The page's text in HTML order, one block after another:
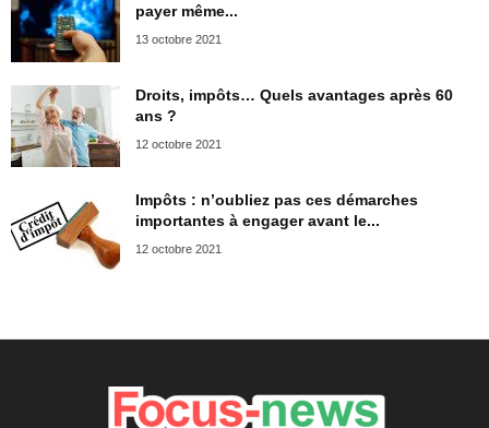
payer même...
13 octobre 2021
Droits, impôts… Quels avantages après 60
ans ?
12 octobre 2021
Impôts : n’oubliez pas ces démarches
importantes à engager avant le...
12 octobre 2021